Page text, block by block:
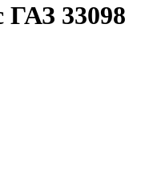
ГАЗ 33098